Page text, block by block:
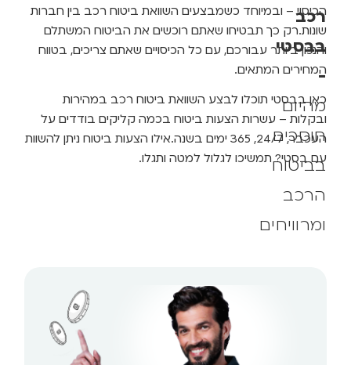
רכב
בבסטי
מהיום
חוסכים
בביטוח
הרכב
ומרוויחים
הכיסוי – ובמיוחד כשמבצעים השוואת ביטוח רכב בין חברות
שונות.רק כך תבטיחו שאתם רוכשים את הביטוח המשתלם
והנכון ביותר עבורכם, עם כל הכיסויים שאתם צריכים, בטווח
המחירים המתאים.
כאן בבסטי תוכלו לבצע השוואת ביטוח רכב במהירות
ובקלות – עשרות הצעות ביטוח בכמה קליקים בודדים על
העכבר, 24/7, 365 ימים בשנה.
אילו הצעות ביטוח ניתן להשוות
עם בסטי? תמשיכו לגלול למטה ותגלו.